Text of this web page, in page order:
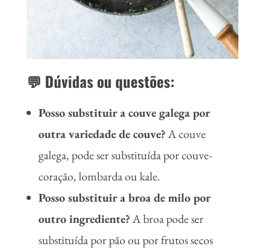
💬 Dúvidas ou questões:
Posso substituir a couve galega por
outra variedade de couve?A couve
galega, pode ser substituída por couve-
coração, lombarda ou kale.
Posso substituir a broa de milo por
outro ingrediente?A broa pode ser
substituída por pão ou por frutos secos